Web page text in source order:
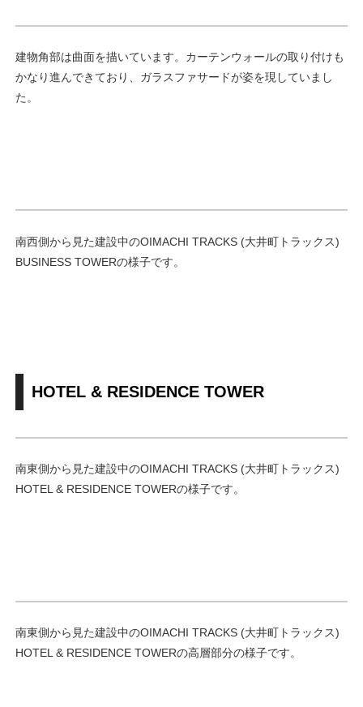
建物角部は曲面を描いています。カーテンウォールの取り付けも
かなり進んできており、ガラスファサードが姿を現していまし
た。
南西側から見た建設中のOIMACHI TRACKS (大井町トラックス)
BUSINESS TOWERの様子です。
HOTEL & RESIDENCE TOWER
南東側から見た建設中のOIMACHI TRACKS (大井町トラックス)
HOTEL & RESIDENCE TOWERの様子です。
南東側から見た建設中のOIMACHI TRACKS (大井町トラックス)
HOTEL & RESIDENCE TOWERの高層部分の様子です。